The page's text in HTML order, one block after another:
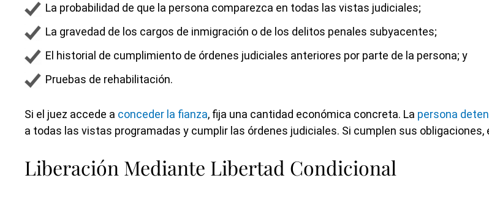
La probabilidad de que la persona comparezca en todas las vistas judiciales;
La gravedad de los cargos de inmigración o de los delitos penales subyacentes;
El historial de cumplimiento de órdenes judiciales anteriores por parte de la persona; y
Pruebas de rehabilitación.
Si el juez accede a conceder la fianza, fija una cantidad económica concreta. La persona
a todas las vistas programadas y cumplir las órdenes judiciales. Si cumplen sus
Liberación Mediante Libertad Condicional